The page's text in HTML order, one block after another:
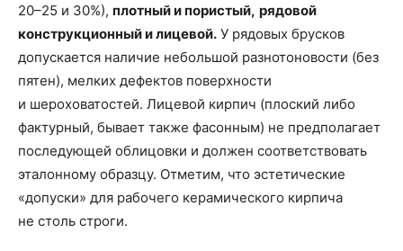
20–25 и 30%), плотный и пористый, рядовой
конструкционный и лицевой. У рядовых брусков
допускается наличие небольшой разнотоновости (без
пятен), мелких дефектов поверхности
и шероховатостей. Лицевой кирпич (плоский либо
фактурный, бывает также фасонным) не предполагает
последующей облицовки и должен соответствовать
эталонному образцу. Отметим, что эстетические
«допуски» для рабочего керамического кирпича
не столь строги.